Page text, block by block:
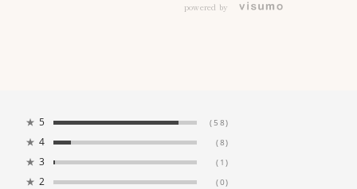
powered by
★ 5 (58)
★ 4 (8)
★ 3 (1)
★ 2 (0)